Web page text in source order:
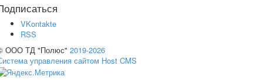
VKontakte
RSS
ООО ТД "Полюс" 2019-2026
управления сайтом Host CMS